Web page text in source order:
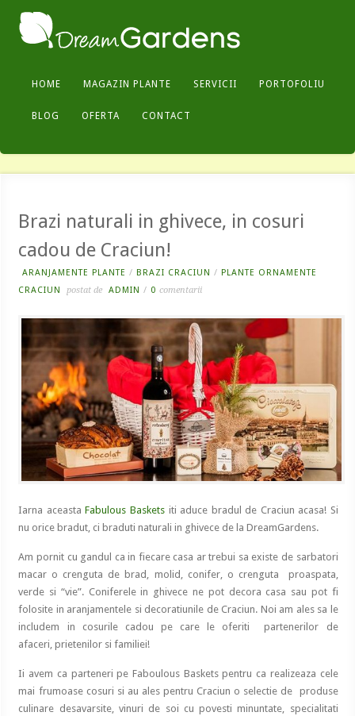
HOME MAGAZIN PLANTE SERVICII PORTOFOLIU
BLOG OFERTA CONTACT
Brazi naturali in ghivece, in cosuri
cadou de Craciun!
ARANJAMENTE PLANTE / BRAZI CRACIUN / PLANTE ORNAMENTE
CRACIUN
postat de ADMIN / 0comentarii
Iarna aceastaFabulous Basketsiti aduce bradul de Craciun acasa! Si
nu orice bradut, ci braduti naturali in ghivece de la DreamGardens.
Am pornit cu gandul ca in fiecare casa ar trebui sa existe de sarbatori
macar o crenguta de brad, molid, conifer, o crenguta proaspata,
verde si “vie”. Coniferele in ghivece ne pot decora casa sau pot fi
folosite in aranjamentele si decoratiunile de Craciun. Noi am ales sa le
includem in cosurile cadou pe care le oferiti partenerilor de
afaceri, prietenilor si familiei!
Ii avem ca parteneri pe Faboulous Baskets pentru ca realizeaza cele
mai frumoase cosuri si au ales pentru Craciun o selectie de produse
culinare desavarsite, vinuri de soi cu povesti minuntate, specialitati